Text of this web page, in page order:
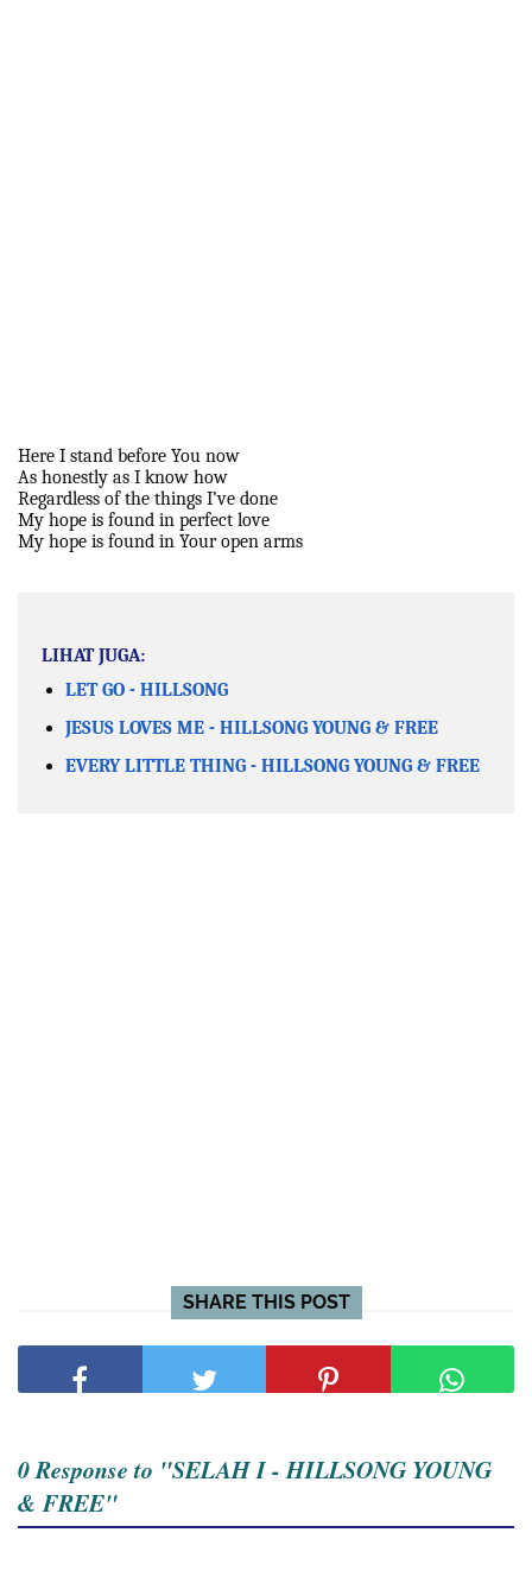
Here I stand before You now
As honestly as I know how
Regardless of the things I’ve done
My hope is found in perfect love
My hope is found in Your open arms
LIHAT JUGA:
LET GO - HILLSONG
JESUS LOVES ME - HILLSONG YOUNG & FREE
EVERY LITTLE THING - HILLSONG YOUNG & FREE
SHARE THIS POST
0 Response to "SELAH I - HILLSONG YOUNG
& FREE"